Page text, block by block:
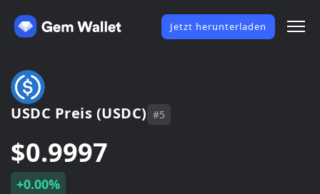
Jetzt herunterladen
USDC Preis (USDC) #5
$0.9997
+0.00%